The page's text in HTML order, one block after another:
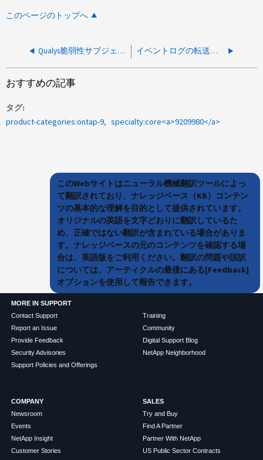
このページのトップへ
Qualys脆弱性サブジェクトの共通名がサーバのFQDNと一致しません イベントログの転送に関する質問
おすすめの記事
タグ
product-categories:ontap-9
specialty:core<a>9209980</a>
このWebサイトはニューラル機械翻訳ツールによっ
て翻訳されており、ナレッジベース（KB）コンテン
ツの基本的な理解を目的として提供されています。
オリジナルの英語を文字どおりに翻訳しているた
め、正確ではない翻訳が含まれている場合がありま
す。ナレッジベースの元のコンテンツを確認する場
合は、英語版をご利用ください。翻訳の問題や誤訳
については、アーティクルの最後にある[Feedback]
オプションを使用して報告できます。
MORE IN SUPPORT
Contact Support
Report an Issue
Provide Feedback
Security Advisories
Support Policies and Offerings
Training
Community
Digital Support Blog
NetApp Neighborhood
COMPANY
Newsroom
Events
NetApp Insight
Customer Stories
SALES
Try and Buy
Find A Partner
Partner With NetApp
US Public Sector Contracts